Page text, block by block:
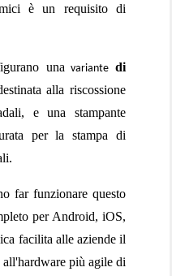
è un requisito di
unavariante di
alla riscossione
e una stampante
per la stampa di
far funzionare questo
per Android, iOS,
facilita alle aziende il
più agile di